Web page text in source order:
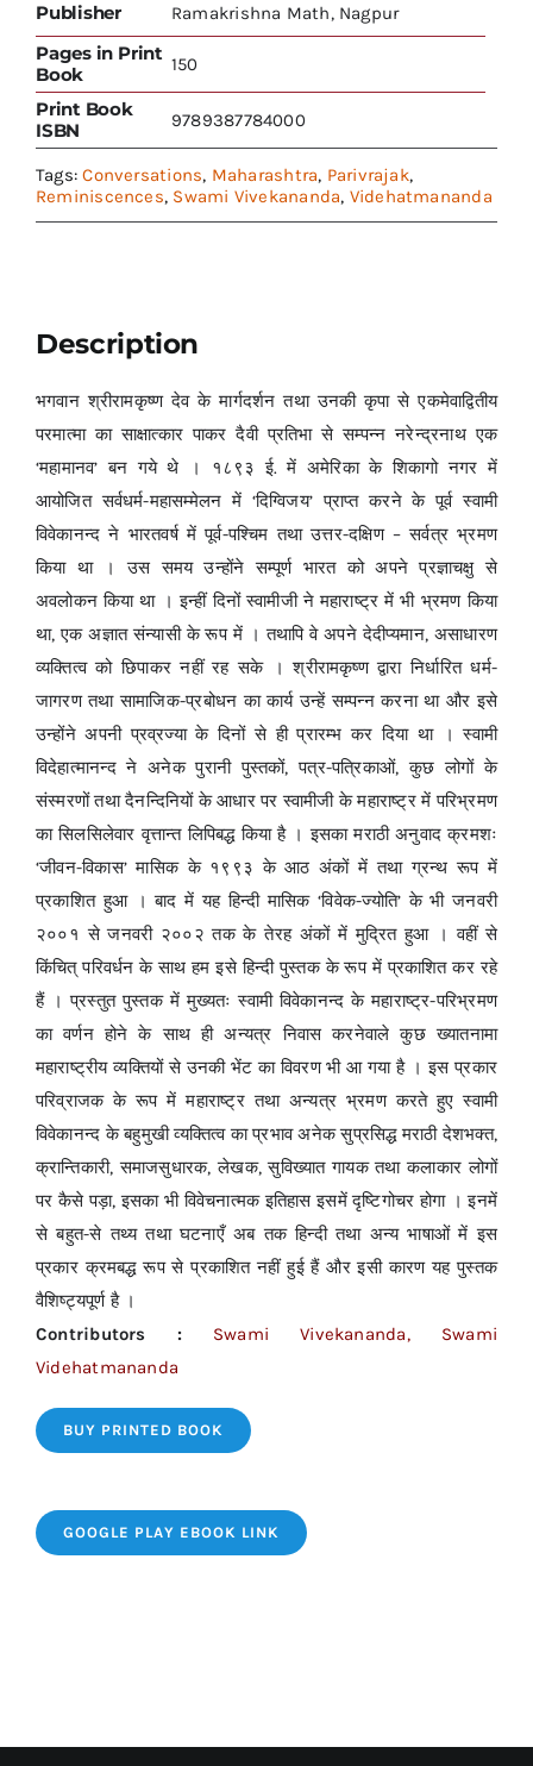
Publisher Ramakrishna Math, Nagpur
Pages in Print
Book
150
Print Book
ISBN
9789387784000
Tags:Conversations, Maharashtra, Parivrajak,
Reminiscences, Swami Vivekananda, Videhatmananda
Description
भगवान श्रीरामकृष्ण देव के मार्गदर्शन तथा उनकी कृपा से एकमेवाद्वितीय
परमात्मा का साक्षात्कार पाकर दैवी प्रतिभा से सम्पन्न नरेन्द्रनाथ एक
‘महामानव’ बन गये थे । १८९३ ई. में अमेरिका के शिकागो नगर में
आयोजित सर्वधर्म-महासम्मेलन में ‘दिग्विजय’ प्राप्त करने के पूर्व स्वामी
विवेकानन्द ने भारतवर्ष में पूर्व-पश्चिम तथा उत्तर-दक्षिण – सर्वत्र भ्रमण
किया था । उस समय उन्होंने सम्पूर्ण भारत को अपने प्रज्ञाचक्षु से
अवलोकन किया था । इन्हीं दिनों स्वामीजी ने महाराष्ट्र में भी भ्रमण किया
था, एक अज्ञात संन्यासी के रूप में । तथापि वे अपने देदीप्यमान, असाधारण
व्यक्तित्व को छिपाकर नहीं रह सके । श्रीरामकृष्ण द्वारा निर्धारित धर्म-
जागरण तथा सामाजिक-प्रबोधन का कार्य उन्हें सम्पन्न करना था और इसे
उन्होंने अपनी प्रव्रज्या के दिनों से ही प्रारम्भ कर दिया था । स्वामी
विदेहात्मानन्द ने अनेक पुरानी पुस्तकों, पत्र-पत्रिकाओं, कुछ लोगों के
संस्मरणों तथा दैनन्दिनियों के आधार पर स्वामीजी के महाराष्ट्र में परिभ्रमण
का सिलसिलेवार वृत्तान्त लिपिबद्ध किया है । इसका मराठी अनुवाद क्रमशः
‘जीवन-विकास’ मासिक के १९९३ के आठ अंकों में तथा ग्रन्थ रूप में
प्रकाशित हुआ । बाद में यह हिन्दी मासिक ‘विवेक-ज्योति’ के भी जनवरी
२००१ से जनवरी २००२ तक के तेरह अंकों में मुद्रित हुआ । वहीं से
किंचित् परिवर्धन के साथ हम इसे हिन्दी पुस्तक के रूप में प्रकाशित कर रहे
हैं । प्रस्तुत पुस्तक में मुख्यतः स्वामी विवेकानन्द के महाराष्ट्र-परिभ्रमण
का वर्णन होने के साथ ही अन्यत्र निवास करनेवाले कुछ ख्यातनामा
महाराष्ट्रीय व्यक्तियों से उनकी भेंट का विवरण भी आ गया है । इस प्रकार
परिव्राजक के रूप में महाराष्ट्र तथा अन्यत्र भ्रमण करते हुए स्वामी
विवेकानन्द के बहुमुखी व्यक्तित्व का प्रभाव अनेक सुप्रसिद्ध मराठी देशभक्त,
क्रान्तिकारी, समाजसुधारक, लेखक, सुविख्यात गायक तथा कलाकार लोगों
पर कैसे पड़ा, इसका भी विवेचनात्मक इतिहास इसमें दृष्टिगोचर होगा । इनमें
से बहुत-से तथ्य तथा घटनाएँ अब तक हिन्दी तथा अन्य भाषाओं में इस
प्रकार क्रमबद्ध रूप से प्रकाशित नहीं हुई हैं और इसी कारण यह पुस्तक
वैशिष्ट्यपूर्ण है ।
Contributors : Swami Vivekananda, Swami
Videhatmananda
BUY PRINTED BOOK
GOOGLE PLAY EBOOK LINK